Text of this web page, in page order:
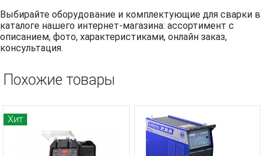
Выбирайте оборудование и комплектующие для сварки в
каталоге нашего интернет-магазина: ассортимент с
описанием, фото, характеристиками, онлайн заказ,
консультация.
Похожие товары
Хит